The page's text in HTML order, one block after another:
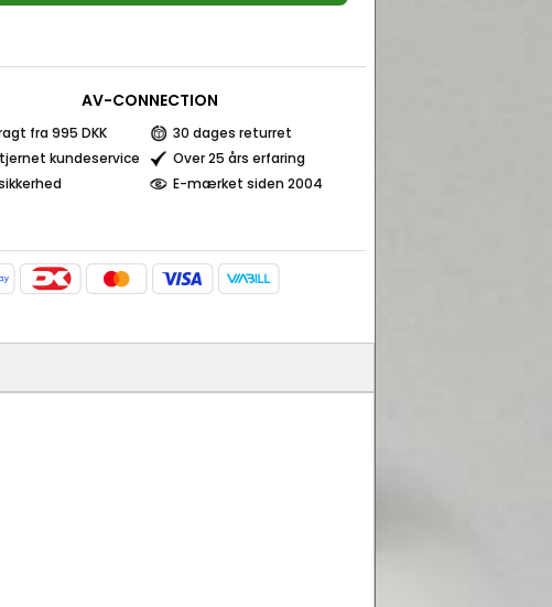
AV-CONNECTION
fra 995 DKK
30 dages returret
kundeservice
Over 25 års erfaring
E-mærket siden 2004